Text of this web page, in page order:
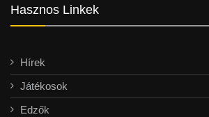
Hasznos Linkek
Hírek
Játékosok
Edzők